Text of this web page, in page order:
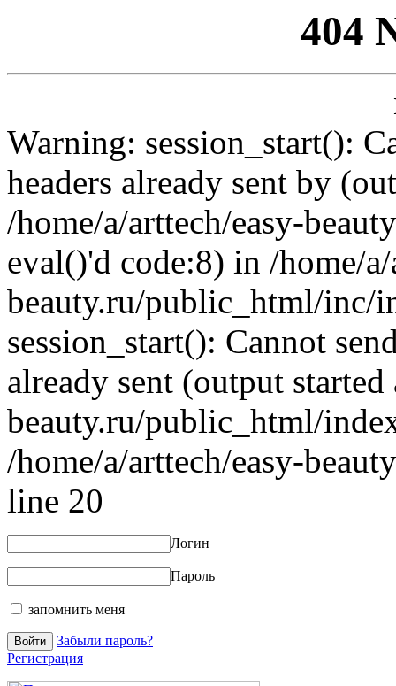
404
Warning: session_start():
headers already sent by
/home/a/arttech/easy-
eval()'d code:8) in /home/
beauty.ru/public_html/inc/
session_start(): Cannot
already sent (output
beauty.ru/public_html/
/home/a/arttech/easy-
line 20
Логин
Пароль
запомнить меня
Забыли пароль?
Регистрация